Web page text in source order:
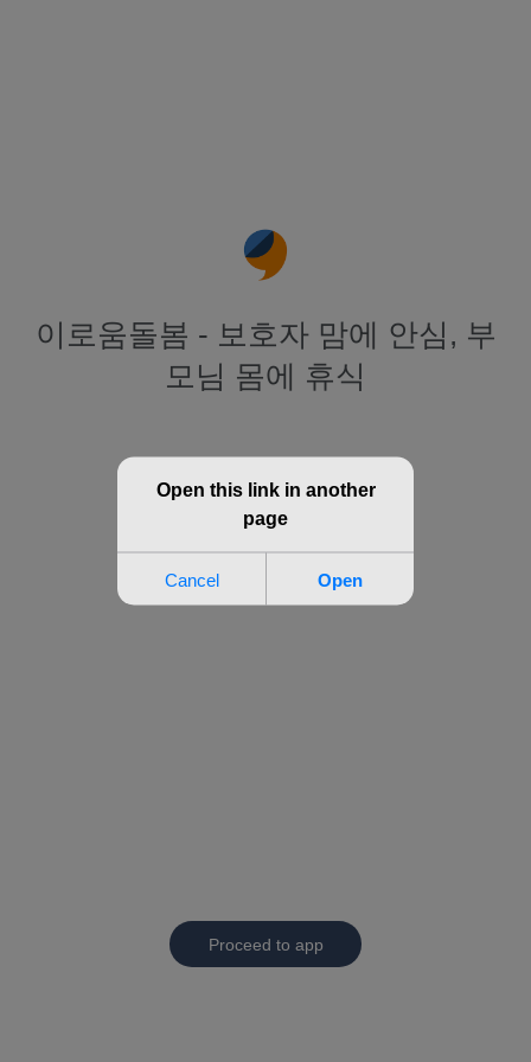
이로움돌봄 - 보호자 맘에 안심, 부
모님 몸에 휴식
Proceed to app